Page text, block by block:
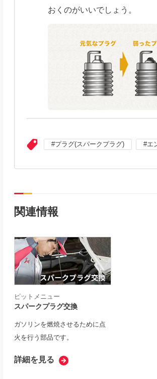
おくのがいいでしょう。
プラグ(スパークプラグ) エ
関連情報
ピットメニュー
スパークプラグ交換
ガソリンを燃焼させるために点
火を行う部品です。
詳細を見る